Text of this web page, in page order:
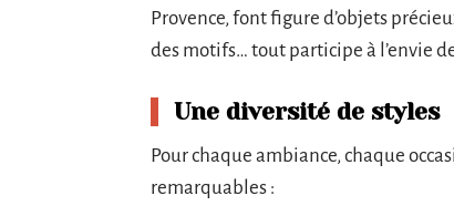
Provence, font figure d’objets
des motifs… tout participe à l’envie
Une diversité de styles
Pour chaque ambiance, chaque
remarquables :